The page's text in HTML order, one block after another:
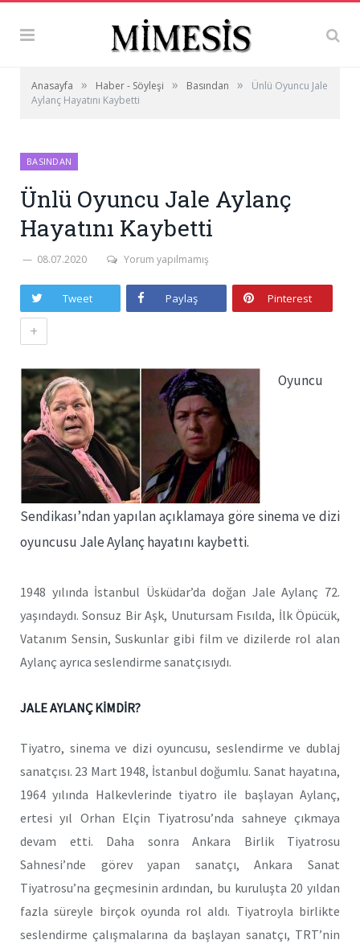
Anasayfa » Haber - Söyleşi » Basından »
Ünlü Oyuncu Jale
Aylanç Hayatını Kaybetti
BASINDAN
Ünlü Oyuncu Jale Aylanç
Hayatını Kaybetti
08.07.2020 Yorum yapılmamış
Tweet Paylaş Pinterest
+
Oyuncu
Sendikası’ndan yapılan açıklamaya göre sinema ve dizi
oyuncusu Jale Aylanç hayatını kaybetti.
1948 yılında İstanbul Üsküdar’da doğan Jale Aylanç 72.
yaşındaydı. Sonsuz Bir Aşk, Unutursam Fısılda, İlk Öpücük,
Vatanım Sensin, Suskunlar gibi film ve dizilerde rol alan
Aylanç ayrıca seslendirme sanatçısıydı.
JALE AYLANÇ KİMDİR?
Tiyatro, sinema ve dizi oyuncusu, seslendirme ve dublaj
sanatçısı. 23 Mart 1948, İstanbul doğumlu. Sanat hayatına,
1964 yılında Halkevlerinde tiyatro ile başlayan Aylanç,
ertesi yıl Orhan Elçin Tiyatrosu’nda sahneye çıkmaya
devam etti. Daha sonra Ankara Birlik Tiyatrosu
Sahnesi’nde görev yapan sanatçı, Ankara Sanat
Tiyatrosu’na geçmesinin ardından, bu kuruluşta 20 yıldan
fazla süreyle birçok oyunda rol aldı. Tiyatroyla birlikte
seslendirme çalışmalarına da başlayan sanatçı, TRT’nin